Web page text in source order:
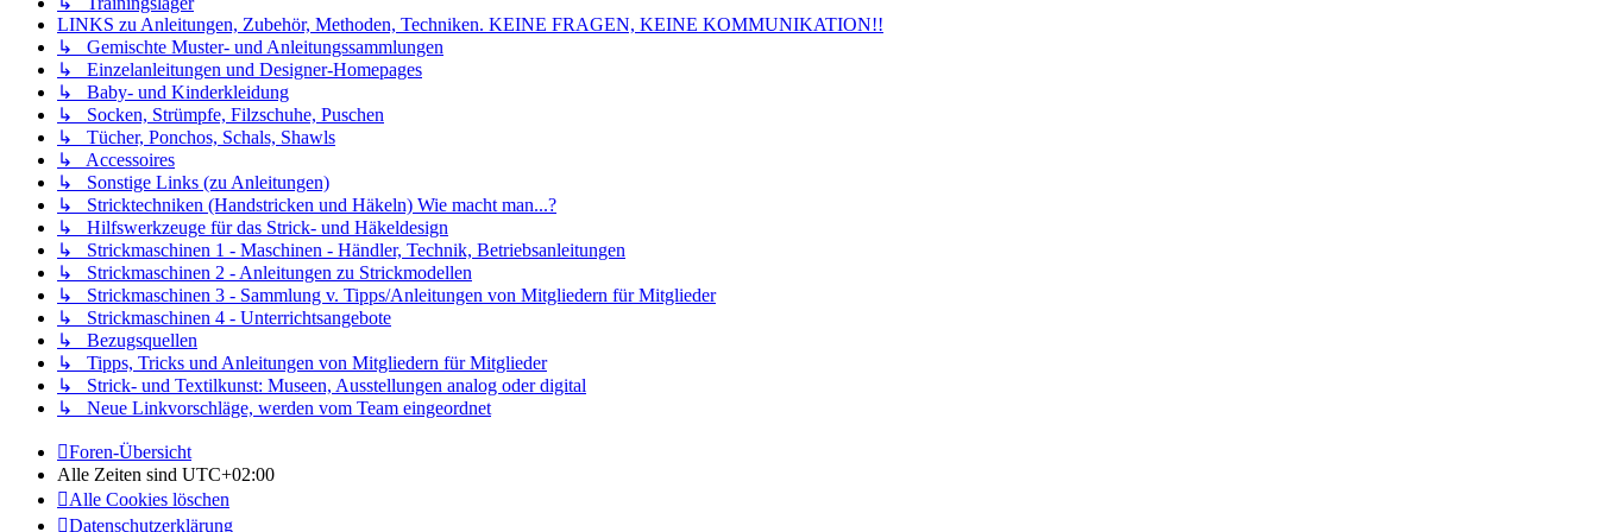
LINKS zu Anleitungen, Zubehör, Methoden, Techniken. KEINE FRAGEN, KEINE KOMMUNIKATION!!
↳ Gemischte Muster- und Anleitungssammlungen
↳ Einzelanleitungen und Designer-Homepages
↳ Baby- und Kinderkleidung
↳ Socken, Strümpfe, Filzschuhe, Puschen
↳ Tücher, Ponchos, Schals, Shawls
↳ Accessoires
↳ Sonstige Links (zu Anleitungen)
↳ Stricktechniken (Handstricken und Häkeln) Wie macht man...?
↳ Hilfswerkzeuge für das Strick- und Häkeldesign
↳ Strickmaschinen 1 - Maschinen - Händler, Technik, Betriebsanleitungen
↳ Strickmaschinen 2 - Anleitungen zu Strickmodellen
↳ Strickmaschinen 3 - Sammlung v. Tipps/Anleitungen von Mitgliedern für Mitglieder
↳ Strickmaschinen 4 - Unterrichtsangebote
↳ Bezugsquellen
↳ Tipps, Tricks und Anleitungen von Mitgliedern für Mitglieder
↳ Strick- und Textilkunst: Museen, Ausstellungen analog oder digital
↳ Neue Linkvorschläge, werden vom Team eingeordnet
Foren-Übersicht
Alle Zeiten sind UTC+02:00
Alle Cookies löschen
Datenschutzerklärung